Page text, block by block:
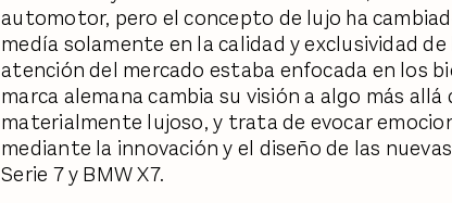
automotor, pero el concepto de lujo ha
medía solamente en la calidad y exclusividad
atención del mercado estaba enfocada en los
marca alemana cambia su visión a algo más allá
materialmente lujoso, y trata de evocar
mediante la innovación y el diseño de las
Serie 7 y BMW X7.